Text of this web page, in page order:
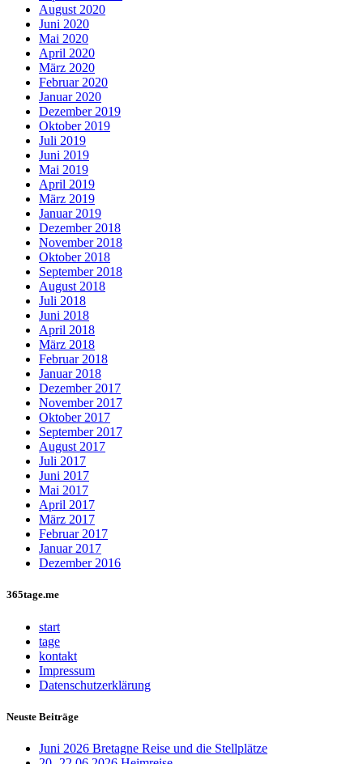
August 2020
Juni 2020
Mai 2020
April 2020
März 2020
Februar 2020
Januar 2020
Dezember 2019
Oktober 2019
Juli 2019
Juni 2019
Mai 2019
April 2019
März 2019
Januar 2019
Dezember 2018
November 2018
Oktober 2018
September 2018
August 2018
Juli 2018
Juni 2018
April 2018
März 2018
Februar 2018
Januar 2018
Dezember 2017
November 2017
Oktober 2017
September 2017
August 2017
Juli 2017
Juni 2017
Mai 2017
April 2017
März 2017
Februar 2017
Januar 2017
Dezember 2016
365tage.me
start
tage
kontakt
Impressum
Datenschutzerklärung
Neuste Beiträge
Juni 2026 Bretagne Reise und die Stellplätze